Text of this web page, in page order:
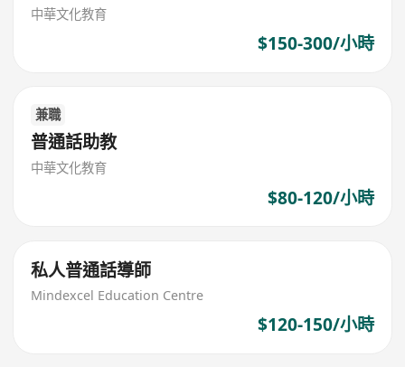
中華文化教育
$150-300/小時
兼職
普通話助教
中華文化教育
$80-120/小時
私人普通話導師
Mindexcel Education Centre
$120-150/小時